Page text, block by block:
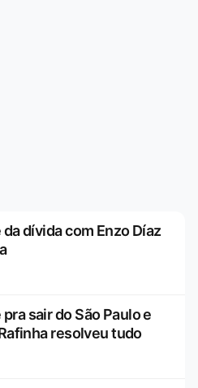
dívida com Enzo Díaz
sair do São Paulo e
resolveu tudo